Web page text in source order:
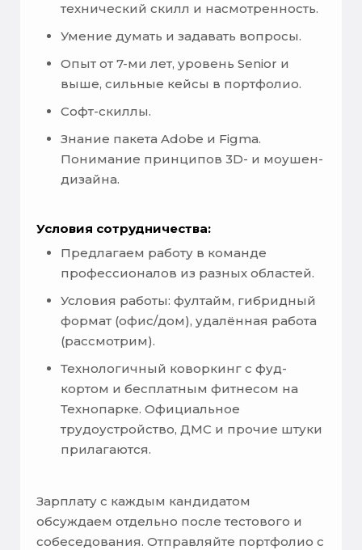
технический скилл и насмотренность.
Умение думать и задавать вопросы.
Опыт от 7-ми лет, уровень Senior и
выше, сильные кейсы в портфолио.
Софт-скиллы.
Знание пакета Adobe и Figma.
Понимание принципов 3D- и моушен-
дизайна.
Условия сотрудничества:
Предлагаем работу в команде
профессионалов из разных областей.
Условия работы: фултайм, гибридный
формат (офис/дом), удалённая работа
(рассмотрим).
Технологичный коворкинг с фуд-
кортом и бесплатным фитнесом на
Технопарке. Официальное
трудоустройство, ДМС и прочие штуки
прилагаются.
Зарплату с каждым кандидатом
обсуждаем отдельно после тестового и
собеседования. Отправляйте портфолио с